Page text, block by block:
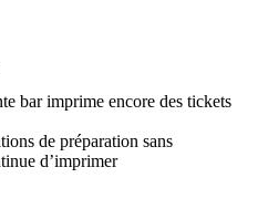
bar imprime encore des tickets
de préparation sans
d’imprimer